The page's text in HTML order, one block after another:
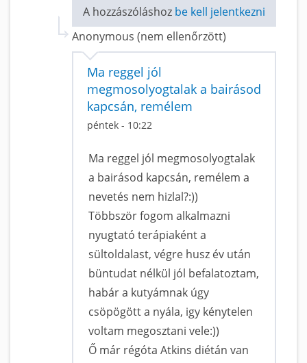
A hozzászóláshoz be kell jelentkezni
Anonymous (nem ellenőrzött)
Ma reggel jól
megmosolyogtalak a bairásod
kapcsán, remélem
péntek - 10:22
Ma reggel jól megmosolyogtalak
a bairásod kapcsán, remélem a
nevetés nem hizlal?:))
Többször fogom alkalmazni
nyugtató terápiaként a
sültoldalast, végre husz év után
büntudat nélkül jól befalatoztam,
habár a kutyámnak úgy
csöpögött a nyála, igy kénytelen
voltam megosztani vele:))
Ő már régóta Atkins diétán van